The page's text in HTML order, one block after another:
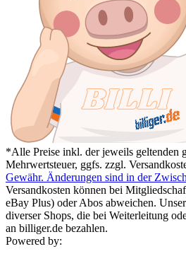
*Alle Preise inkl. der jeweils geltenden
Mehrwertsteuer, ggfs. zzgl.
Gewähr. Änderungen sind in der
Versandkosten können bei
eBay Plus) oder Abos abweichen.
diverser Shops, die bei Weiterleitung
an billiger.de bezahlen.
Powered by: